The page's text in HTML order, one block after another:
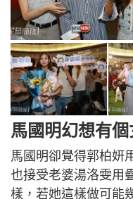
馬國明幻想有個
馬國明卻覺得郭柏妍
也接受老婆湯洛雯用
樣，若她這樣做可能